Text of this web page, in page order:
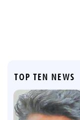
TOP TEN NEWS